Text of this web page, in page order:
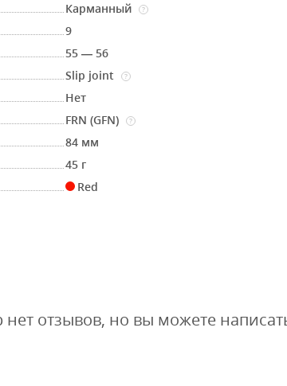
Карманный ?
9
55 — 56
Slip joint ?
Нет
FRN (GFN) ?
84 мм
45 г
Red
нет отзывов, но вы можете